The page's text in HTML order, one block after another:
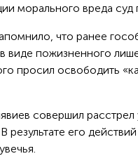
морального вреда суд
что ранее
виде пожизненного
просил освободить
совершил
результате его